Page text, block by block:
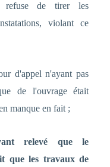
refuse de tirer les
violant ce
d'appel n'ayant pas
de l'ouvrage était
manque en fait ;
relevé que le
que les travaux de